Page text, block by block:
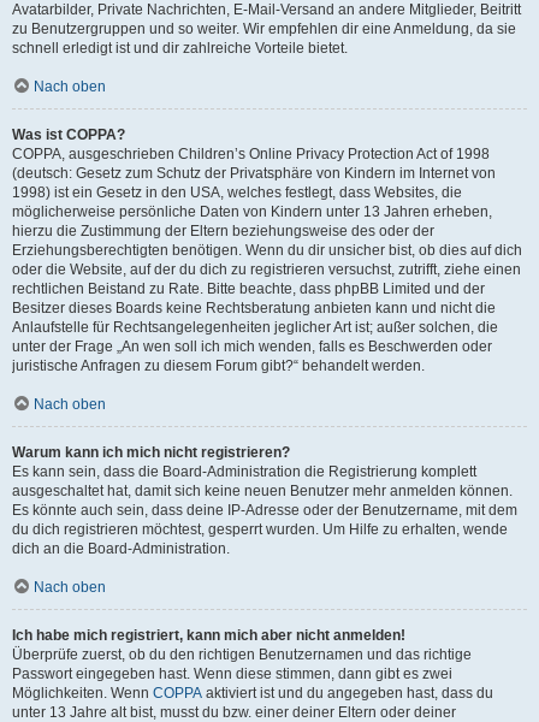
Avatarbilder, Private Nachrichten, E-Mail-Versand an andere Mitglieder, Beitritt
zu Benutzergruppen und so weiter. Wir empfehlen dir eine Anmeldung, da sie
schnell erledigt ist und dir zahlreiche Vorteile bietet.
Nach oben
Was ist COPPA?
COPPA, ausgeschrieben Children’s Online Privacy Protection Act of 1998
(deutsch: Gesetz zum Schutz der Privatsphäre von Kindern im Internet von
1998) ist ein Gesetz in den USA, welches festlegt, dass Websites, die
möglicherweise persönliche Daten von Kindern unter 13 Jahren erheben,
hierzu die Zustimmung der Eltern beziehungsweise des oder der
Erziehungsberechtigten benötigen. Wenn du dir unsicher bist, ob dies auf dich
oder die Website, auf der du dich zu registrieren versuchst, zutrifft, ziehe einen
rechtlichen Beistand zu Rate. Bitte beachte, dass phpBB Limited und der
Besitzer dieses Boards keine Rechtsberatung anbieten kann und nicht die
Anlaufstelle für Rechtsangelegenheiten jeglicher Art ist; außer solchen, die
unter der Frage „An wen soll ich mich wenden, falls es Beschwerden oder
juristische Anfragen zu diesem Forum gibt?“ behandelt werden.
Nach oben
Warum kann ich mich nicht registrieren?
Es kann sein, dass die Board-Administration die Registrierung komplett
ausgeschaltet hat, damit sich keine neuen Benutzer mehr anmelden können.
Es könnte auch sein, dass deine IP-Adresse oder der Benutzername, mit dem
du dich registrieren möchtest, gesperrt wurden. Um Hilfe zu erhalten, wende
dich an die Board-Administration.
Nach oben
Ich habe mich registriert, kann mich aber nicht anmelden!
Überprüfe zuerst, ob du den richtigen Benutzernamen und das richtige
Passwort eingegeben hast. Wenn diese stimmen, dann gibt es zwei
Möglichkeiten. Wenn COPPA aktiviert ist und du angegeben hast, dass du
unter 13 Jahre alt bist, musst du bzw. einer deiner Eltern oder deiner